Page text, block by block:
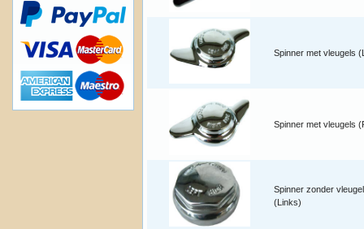
Spinner met vleugels
Spinner met vleugels
Spinner zonder
(Links)